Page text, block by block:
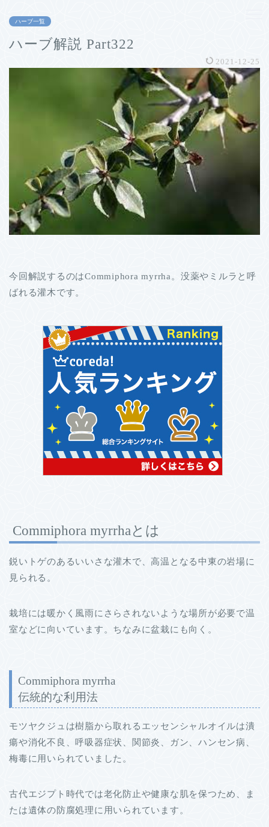
ハーブ一覧
ハーブ解説 Part322
2021-12-25
今回解説するのはCommiphora myrrha。没薬やミルラと呼
ばれる灌木です。
Commiphora myrrhaとは
鋭いトゲのあるいいさな灌木で、高温となる中東の岩場に
見られる。
栽培には暖かく風雨にさらされないような場所が必要で温
室などに向いています。ちなみに盆栽にも向く。
Commiphora myrrha
伝統的な利用法
モツヤクジュは樹脂から取れるエッセンシャルオイルは潰
瘍や消化不良、呼吸器症状、関節炎、ガン、ハンセン病、
梅毒に用いられていました。
古代エジプト時代では老化防止や健康な肌を保つため、ま
たは遺体の防腐処理に用いられています。